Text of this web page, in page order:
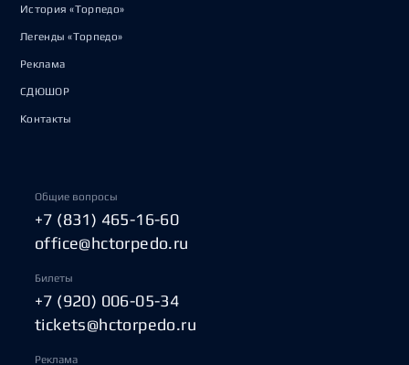
История «Торпедо»
Легенды «Торпедо»
Реклама
СДЮШОР
Контакты
Общие вопросы
+7 (831) 465-16-60
office@hctorpedo.ru
Билеты
+7 (920) 006-05-34
tickets@hctorpedo.ru
Реклама